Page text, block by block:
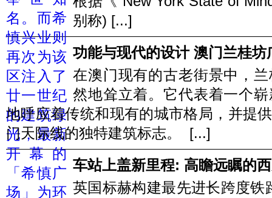
别称) [...]
功能与现代的设计 澳门兰桂坊
在澳门现有的古老街景中，
然地耸立着。它代表着一个
地呼应着传统和现有的城市格局，并提
门天际线的独特建筑标志。 [...]
车站上盖新里程: 高瞻远瞩的
英国标赫构建最先进长跨度